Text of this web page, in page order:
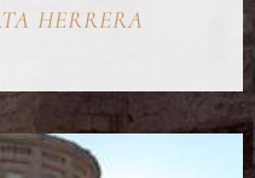
HERRERA